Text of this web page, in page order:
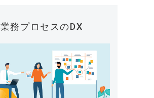
業務プロセスのDX